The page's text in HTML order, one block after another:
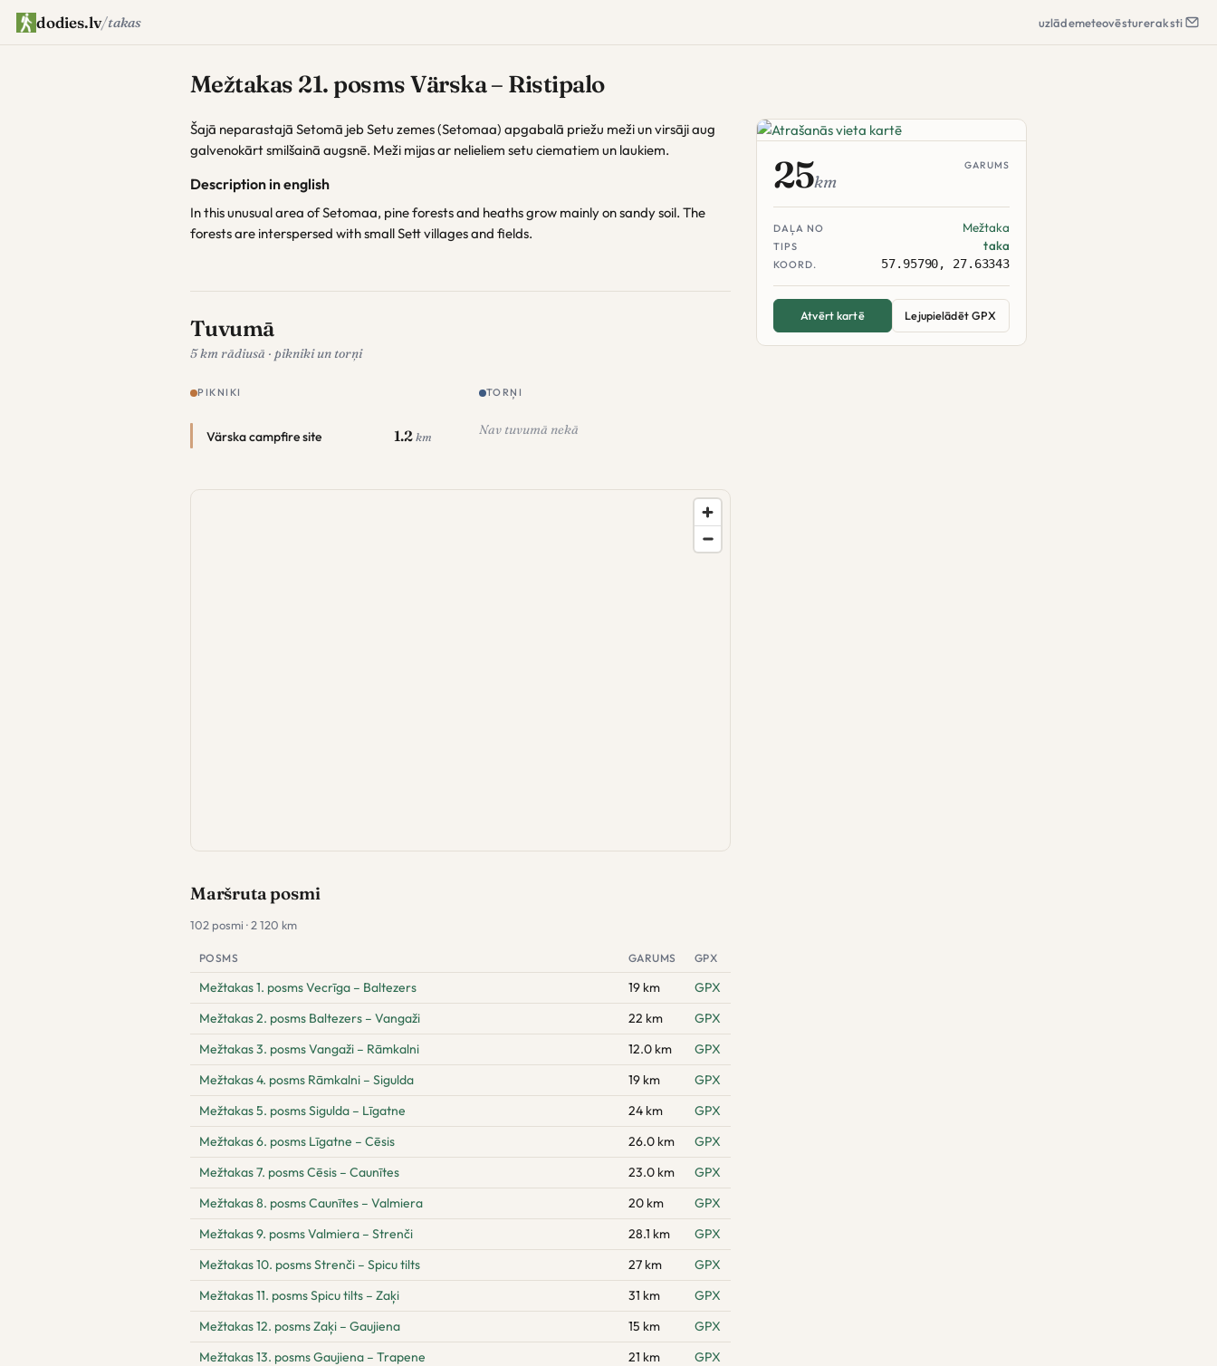
dodies.lv/takas uzlādemeteovēstureraksti
Mežtakas 21. posms Värska – Ristipalo
Šajā neparastajā Setomā jeb Setu zemes (Setomaa) apgabalā priežu meži un virsāji aug
galvenokārt smilšainā augsnē. Meži mijas ar nelieliem setu ciematiem un laukiem.
Description in english
In this unusual area of Setomaa, pine forests and heaths grow mainly on sandy soil. The
forests are interspersed with small Sett villages and fields.
Tuvumā
5 km rādiusā · pikniki un torņi
PIKNIKI
Värska campfire site 1.2 km
TORŅI
Nav tuvumā nekā
Maršruta posmi
102 posmi · 2 120 km
POSMS GARUMS GPX
Mežtakas 1. posms Vecrīga – Baltezers 19 km
GPX
Mežtakas 2. posms Baltezers – Vangaži
22 km
GPX
Mežtakas 3. posms Vangaži – Rāmkalni
12.0 km
GPX
Mežtakas 4. posms Rāmkalni – Sigulda
19 km
GPX
Mežtakas 5. posms Sigulda – Līgatne
24 km
GPX
Mežtakas 6. posms Līgatne – Cēsis
26.0 km
GPX
Mežtakas 7. posms Cēsis – Caunītes
23.0 km
GPX
Mežtakas 8. posms Caunītes – Valmiera
20 km
GPX
Mežtakas 9. posms Valmiera – Strenči
28.1 km
GPX
Mežtakas 10. posms Strenči – Spicu tilts
27 km
GPX
Mežtakas 11. posms Spicu tilts – Zaķi
31 km
GPX
Mežtakas 12. posms Zaķi – Gaujiena
15 km
GPX
Mežtakas 13. posms Gaujiena – Trapene
21 km
GPX
25km
GARUMS
DAĻA NO Mežtaka
TIPS taka
KOORD. 57.95790, 27.63343
Atvērt kartē Lejupielādēt GPX